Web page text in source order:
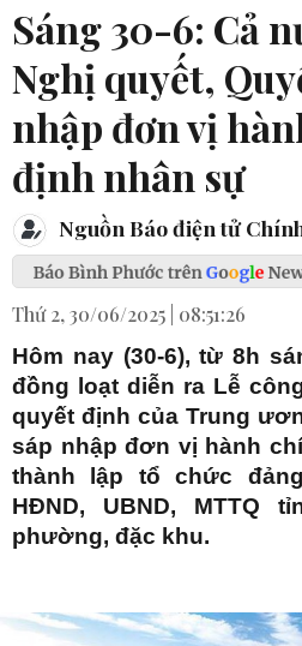
Sáng 30-6: Cả
Nghị quyết,
nhập đơn vị
định nhân sự
Nguồn Báo điện tử
Thứ 2, 30/06/2025 | 08:51:26
Hôm nay (30-6), từ 8h
đồng loạt diễn ra Lễ
quyết định của Trung
sáp nhập đơn vị hành
thành lập tổ chức
HĐND, UBND, MTTQ
phường, đặc khu.